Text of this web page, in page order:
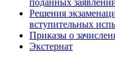
поданных
Решения
вступительных
Приказы о
Экстернат